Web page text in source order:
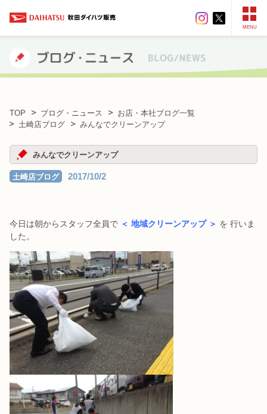
MENU
TOP ブログ・ニュース
お店・本社ブログ一覧
土崎店ブログ
みんなでクリーンアップ
みんなでクリーンアップ
土崎店ブログ 2017/10/2
今日は朝からスタッフ全員で ＜ 地域クリーンアップ ＞ を 行いま
した。